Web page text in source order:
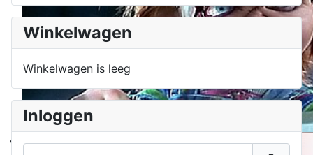
Winkelwagen
Winkelwagen is leeg
Inloggen